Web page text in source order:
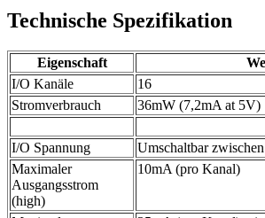
Technische Spezifikation
Eigenschaft
I/O Kanäle
16
Stromverbrauch
36mW (7,2mA at 5V)
I/O Spannung
Umschaltbar
Maximaler
Ausgangsstrom
(high)
10mA (pro Kanal)